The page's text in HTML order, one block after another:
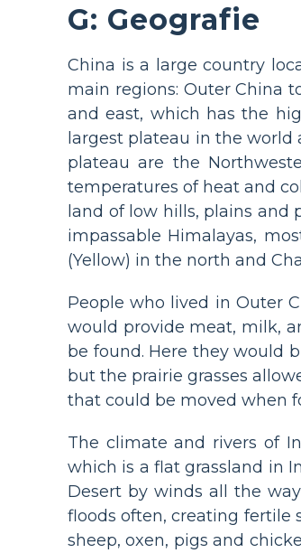
G: Geografie
China is a large country
main regions: Outer China
and east, which has the
largest plateau in the
plateau are the
temperatures of heat and
land of low hills, plains and
impassable Himalayas,
(Yellow) in the north and
People who lived in Outer
would provide meat, milk,
be found. Here they would
but the prairie grasses
that could be moved when
The climate and rivers of
which is a flat grassland in
Desert by winds all the
floods often, creating fertile
sheep, oxen, pigs and